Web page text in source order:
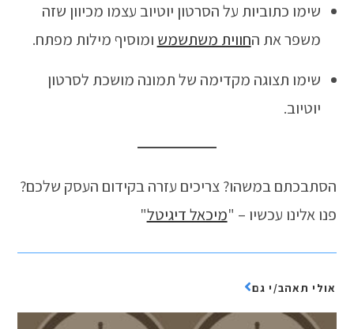
שימו כתוביות על הסרטון יוטיוב עצמו מכיוון שזה
משפר את החווית משתשמש ומוסיף מילות מפתח.
שימו תצוגה מקדימה של תמונה מושכת לסרטון
יוטיוב.
הסתבכתם במשהו? צריכים עזרה בקידום העסק שלכם?
פנו אלינו עכשיו – "מיכאל דיגיטל"
אולי תאהב/י גם